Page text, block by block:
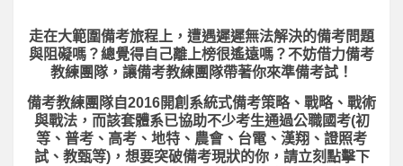
走在大範圍備考旅程上， 遭遇遲遲無法解決的備考問題
與阻礙嗎？總覺得自己離上榜很遙遠嗎？不妨借力備考
教練團隊，讓備考教練團隊帶著你來準備考試！
備考教練團隊自2016開創系統式備考策略、戰略、戰術
與戰法，而該套體系已協助不少考生通過公職國考(初
等、普考、高考、地特、農會、台電、漢翔、證照考
試、教甄等)，想要突破備考現狀的你，請立刻點擊下